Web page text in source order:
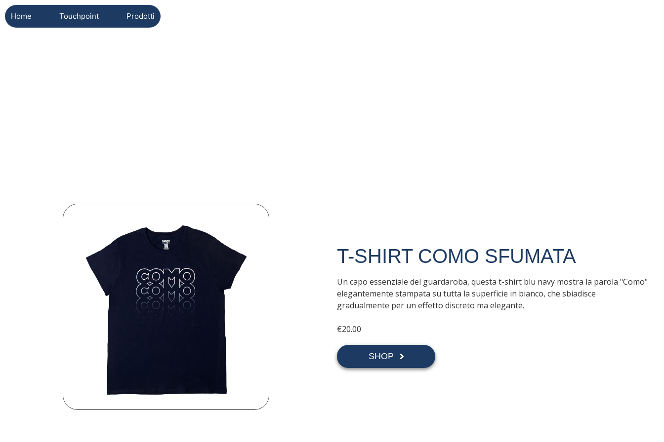
Home Touchpoint Prodotti
T-SHIRT COMO SFUMATA
Un capo essenziale del guardaroba, questa t-shirt blu navy mostra la parola "Como"
elegantemente stampata su tutta la superficie in bianco, che sbiadisce
gradualmente per un effetto discreto ma elegante.
€20.00
SHOP